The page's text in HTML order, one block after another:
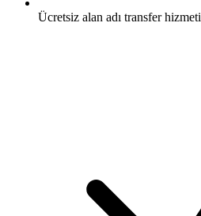
Ücretsiz alan adı transfer hizmeti